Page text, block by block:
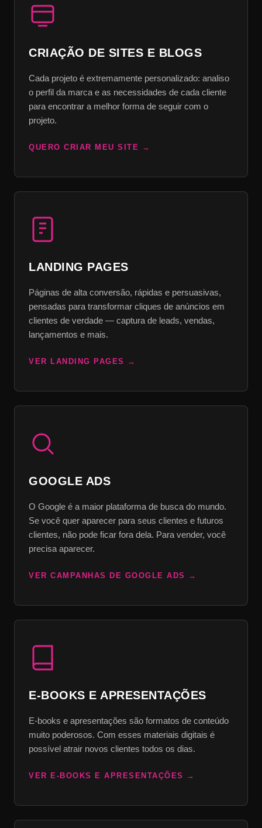
CRIAÇÃO DE SITES E BLOGS
Cada projeto é extremamente personalizado: analiso
o perfil da marca e as necessidades de cada cliente
para encontrar a melhor forma de seguir com o
projeto.
QUERO CRIAR MEU SITE
LANDING PAGES
Páginas de alta conversão, rápidas e persuasivas,
pensadas para transformar cliques de anúncios em
clientes de verdade — captura de leads, vendas,
lançamentos e mais.
VER LANDING PAGES
GOOGLE ADS
O Google é a maior plataforma de busca do mundo.
Se você quer aparecer para seus clientes e futuros
clientes, não pode ficar fora dela. Para vender, você
precisa aparecer.
VER CAMPANHAS DE GOOGLE ADS
E-BOOKS E APRESENTAÇÕES
E-books e apresentações são formatos de conteúdo
muito poderosos. Com esses materiais digitais é
possível atrair novos clientes todos os dias.
VER E-BOOKS E APRESENTAÇÕES